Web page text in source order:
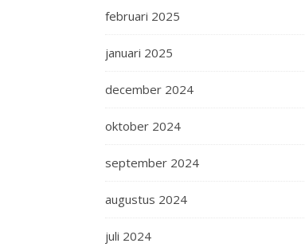
februari 2025
januari 2025
december 2024
oktober 2024
september 2024
augustus 2024
juli 2024